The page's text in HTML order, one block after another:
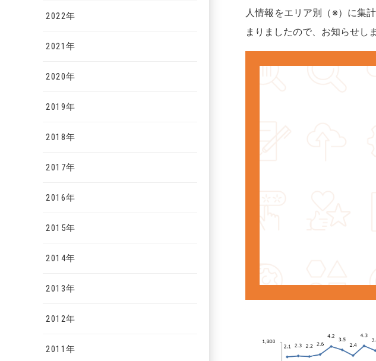
2022年
2021年
2020年
2019年
2018年
2017年
2016年
2015年
2014年
2013年
2012年
2011年
人情報をエリア別（※）に集
まりましたので、お知らせし